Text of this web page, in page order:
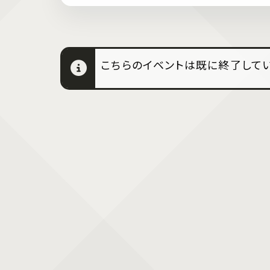
こちらのイベントは既に終了して